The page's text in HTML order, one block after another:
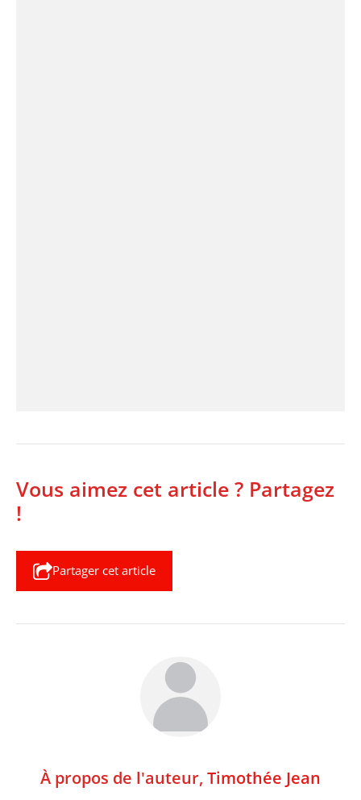
Vous aimez cet article ? Partagez
!
Partager cet article
À propos de l'auteur, Timothée Jean